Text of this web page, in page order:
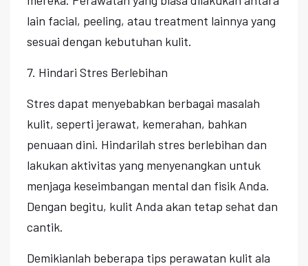
lain facial, peeling, atau treatment lainnya yang
sesuai dengan kebutuhan kulit.
7. Hindari Stres Berlebihan
Stres dapat menyebabkan berbagai masalah
kulit, seperti jerawat, kemerahan, bahkan
penuaan dini. Hindarilah stres berlebihan dan
lakukan aktivitas yang menyenangkan untuk
menjaga keseimbangan mental dan fisik Anda.
Dengan begitu, kulit Anda akan tetap sehat dan
cantik.
Demikianlah beberapa tips perawatan kulit ala